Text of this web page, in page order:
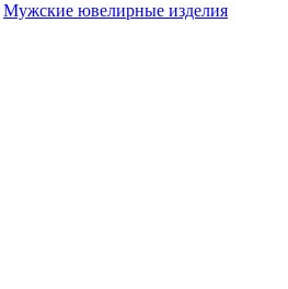
Мужские ювелирные изделия